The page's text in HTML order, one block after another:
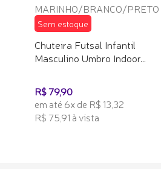
Sem estoque
Chuteira Futsal Infantil
Masculino Umbro Indoor...
R$ 79,90
em até 6x de R$ 13,32
R$ 75,91 à vista